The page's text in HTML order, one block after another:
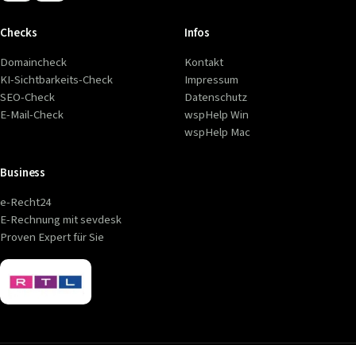
Checks
Domaincheck
KI-Sichtbarkeits-Check
SEO-Check
E-Mail-Check
Infos
Kontakt
Impressum
Datenschutz
wspHelp Win
wspHelp Mac
Business
e-Recht24
E-Rechnung mit sevdesk
Proven Expert für Sie